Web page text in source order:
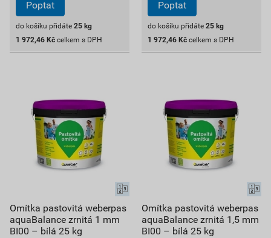
Poptat
do košíku přidáte 25 kg
1 972,46 Kč celkem s DPH
Poptat
do košíku přidáte 25 kg
1 972,46 Kč celkem s DPH
Omítka pastovitá weberpas
aquaBalance zrnitá 1 mm
BI00 – bílá 25 kg
Omítka pastovitá weberpas
aquaBalance zrnitá 1,5 mm
BI00 – bílá 25 kg